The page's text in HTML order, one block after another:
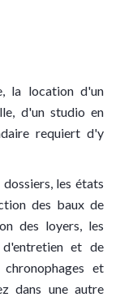
la location d'un
d'un studio en
requiert d'y
les états
des baux de
des loyers, les
et de
et
dans une autre